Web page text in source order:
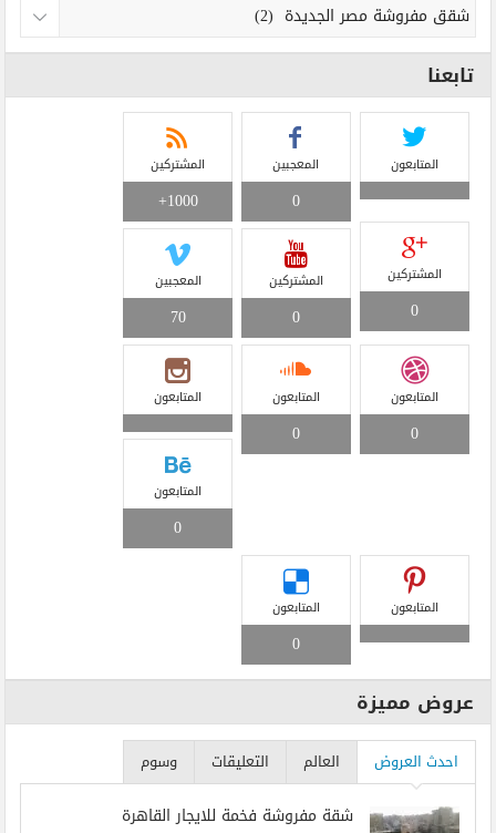
تابعنا
المتابعون المعجبين
0
المشتركين
1000+
المشتركين
0
المشتركين
0
المعجبين
70
المتابعون
0
المتابعون
0
المتابعون
المتابعون
0
المتابعون المتابعون
0
عروض مميزة
احدث العروض العالم التعليقات وسوم
شقة مفروشة فخمة للايجار القاهرة